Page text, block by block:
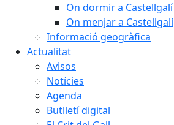
On dormir a Castellgalí
On menjar a Castellgalí
Informació geogràfica
Actualitat
Avisos
Notícies
Agenda
Butlletí digital